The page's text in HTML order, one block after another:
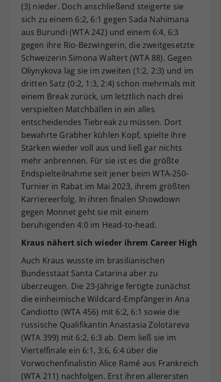
(3) nieder. Doch anschließend steigerte sie
sich zu einem 6:2, 6:1 gegen Sada Nahimana
aus Burundi (WTA 242) und einem 6:4, 6:3
gegen ihre Rio-Bezwingerin, die zweitgesetzte
Schweizerin Simona Waltert (WTA 88). Gegen
Oliynykova lag sie im zweiten (1:2, 2:3) und im
dritten Satz (0:2, 1:3, 2:4) schon mehrmals mit
einem Break zurück, um letztlich nach drei
verspielten Matchbällen in ein alles
entscheidendes Tiebreak zu müssen. Dort
bewahrte Grabher kühlen Kopf, spielte ihre
Stärken wieder voll aus und ließ gar nichts
mehr anbrennen. Für sie ist es die größte
Endspielteilnahme seit jener beim WTA-250-
Turnier in Rabat im Mai 2023, ihrem größten
Karriereerfolg. In ihren finalen Showdown
gegen Monnet geht sie mit einem
beruhigenden 4:0 im Head-to-head.
Kraus nähert sich wieder ihrem Career High
Auch Kraus wusste im brasilianischen
Bundesstaat Santa Catarina aber zu
überzeugen. Die 23-Jährige fertigte zunächst
die einheimische Wildcard-Empfängerin Ana
Candiotto (WTA 456) mit 6:2, 6:1 sowie die
russische Qualifikantin Anastasia Zolotareva
(WTA 399) mit 6:2, 6:3 ab. Dem ließ sie im
Viertelfinale ein 6:1, 3:6, 6:4 über die
Vorwochenfinalistin Alice Ramé aus Frankreich
(WTA 211) nachfolgen. Erst ihren allerersten